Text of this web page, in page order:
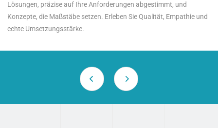
Lösungen, präzise auf Ihre Anforderungen abgestimmt, und
Konzepte, die Maßstäbe setzen. Erleben Sie Qualität, Empathie und
echte Umsetzungsstärke.